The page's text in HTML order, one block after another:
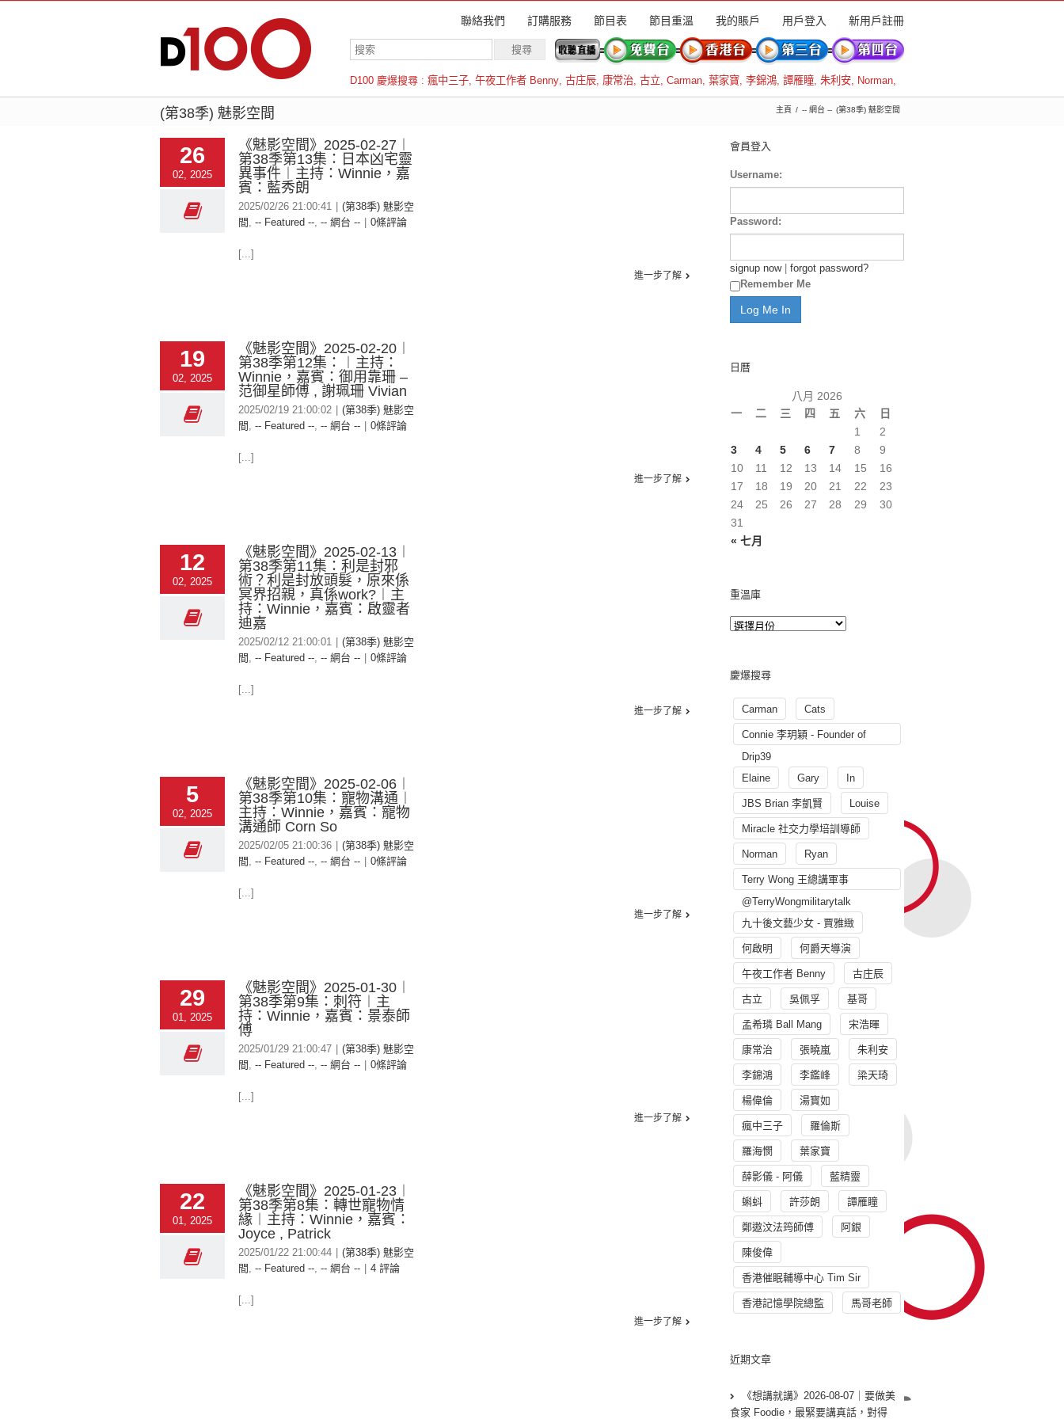
聯絡我們 訂購服務 節目表 節目重溫 我的賬戶 用戶登入 新用戶註冊
D100 慶爆搜尋 : 瘋中三子, 午夜工作者 Benny, 古庄辰, 康常治, 古立, Carman, 葉家寶, 李錦鴻, 譚雁瞳, 朱利安, Norman,
羅倫斯
(第38季) 魅影空間 主頁 -- 網台 -- (第38季) 魅影空間
26
02, 2025
《魅影空間》2025-02-27︱
第38季第13集：日本凶宅靈
異事件︱主持：Winnie，嘉
賓：藍秀朗
2025/02/26 21:00:41
(第38季) 魅影空
間 , -- Featured --, -- 網台 -- 0條評論
[...]
進一步了解
19
02, 2025
《魅影空間》2025-02-20︱
第38季第12集：︱主持：
Winnie，嘉賓：御用靠珊 –
范御星師傅 , 謝珮珊 Vivian
2025/02/19 21:00:02
(第38季) 魅影空
間 , -- Featured --, -- 網台 -- 0條評論
[...]
進一步了解
12
02, 2025
《魅影空間》2025-02-13︱
第38季第11集：利是封邪
術？利是封放頭髮，原來係
冥界招親，真係work?︱主
持：Winnie，嘉賓：啟靈者
迪嘉
2025/02/12 21:00:01
(第38季) 魅影空
間 , -- Featured --, -- 網台 -- 0條評論
[...]
進一步了解
5
02, 2025
《魅影空間》2025-02-06︱
第38季第10集：寵物溝通︱
主持：Winnie，嘉賓：寵物
溝通師 Corn So
2025/02/05 21:00:36
(第38季) 魅影空
間 , -- Featured --, -- 網台 -- 0條評論
[...]
進一步了解
29
01, 2025
《魅影空間》2025-01-30︱
第38季第9集：刺符︱主
持：Winnie，嘉賓：景泰師
傅
2025/01/29 21:00:47
(第38季) 魅影空
間 , -- Featured --, -- 網台 -- 0條評論
[...]
進一步了解
22
01, 2025
《魅影空間》2025-01-23︱
第38季第8集：轉世寵物情
緣︱主持：Winnie，嘉賓：
Joyce , Patrick
2025/01/22 21:00:44
(第38季) 魅影空
間 , -- Featured --, -- 網台 -- 4 評論
[...]
進一步了解
會員登入
Username:
Password:
signup now| forgot password?
Remember Me
日曆
八月 2026
一
二 三 四 五 六 日
« 七月
1
2
3
4 5 6 7 8
9
10
11 12 13 14 15
16
17
18 19 20 21 22
23
24
25 26 27 28 29
30
31
重溫庫
慶爆搜尋
Carman Cats
Connie 李玥穎 - Founder of
Drip39
Elaine
Gary In
JBS Brian 李凱賢 Louise
Miracle 社交力學培訓導師
Norman Ryan
Terry Wong 王總講軍事
@TerryWongmilitarytalk
九十後文藝少女 - 賈雅緻
何啟明 何爵天導演
午夜工作者 Benny 古庄辰
古立 吳佩孚 基哥
孟希璘 Ball Mang 宋浩暉
康常治 張曉嵐 朱利安
李錦鴻 李鑑峰 梁天琦
楊偉倫 湯寳如
瘋中三子 羅倫斯
羅海憫 葉家寶
薛影儀 - 阿儀 藍精靈
蝌蚪 許莎朗 譚雁瞳
鄭遨汶法筠師傅 阿銀
陳俊偉
香港催眠輔導中心 Tim Sir
香港記憶學院總監 馬哥老師
近期文章
《想講就講》2026-08-07｜要做美
食家 Foodie，最緊要講真話，對得